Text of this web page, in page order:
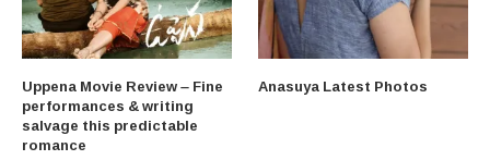
Uppena Movie Review – Fine
performances & writing
salvage this predictable
romance
Anasuya Latest Photos